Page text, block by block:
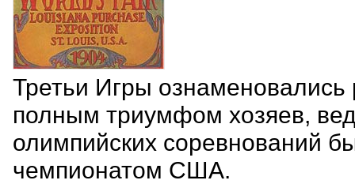
Третьи Игры
полным триумфом хозяев,
олимпийских соревнований
чемпионатом США.